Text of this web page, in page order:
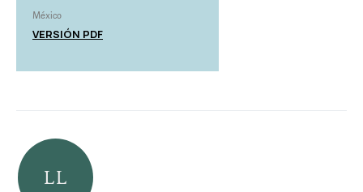
México
VERSIÓN PDF